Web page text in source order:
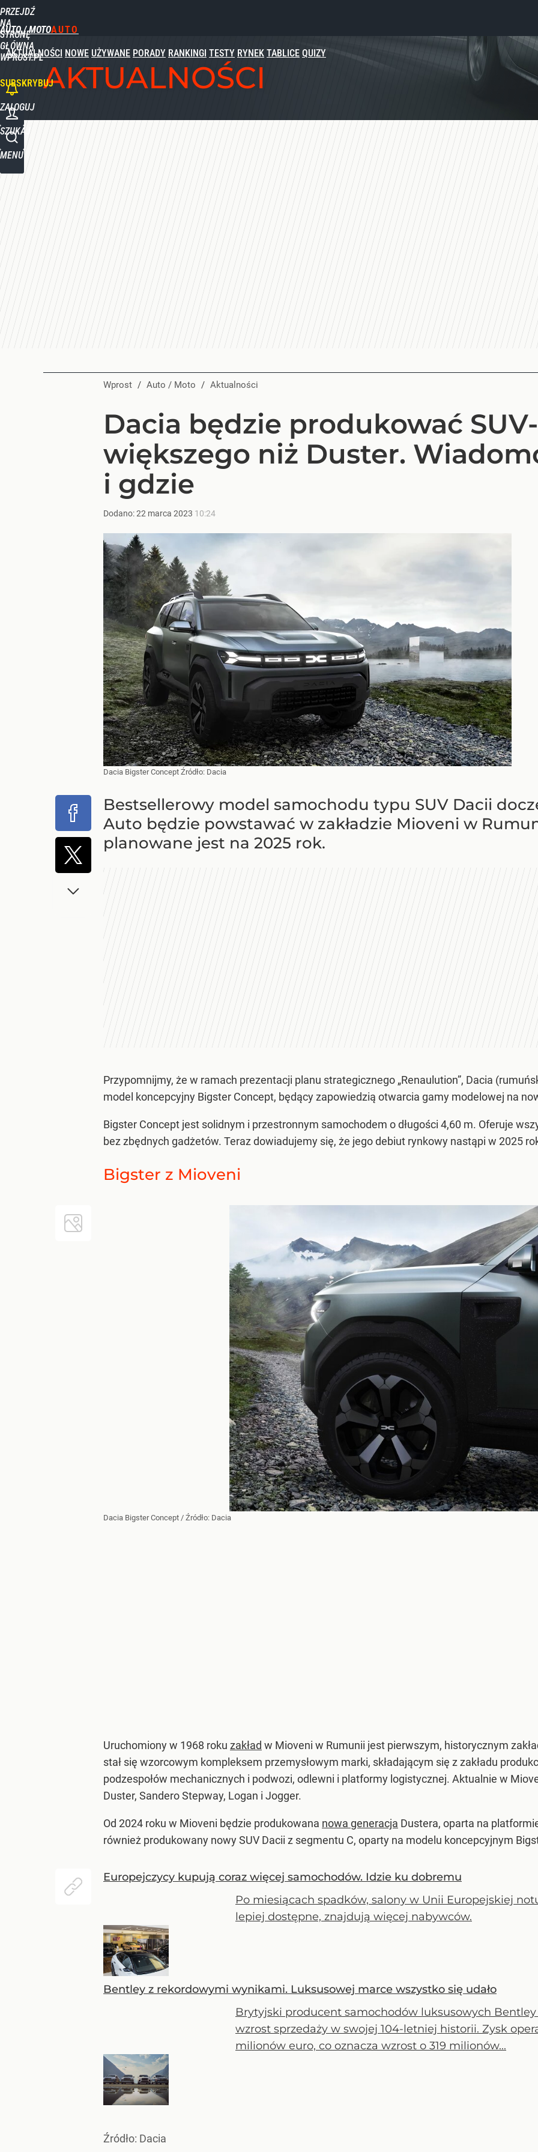
PRZEJDŹ
NA
STRONĘ
GŁÓWNĄ
WPROST.PL
AUTO / MOTO
AKTUALNOŚCI NOWE UŻYWANE PORADY RANKINGI TESTY RYNEK TABLICE QUIZY
SUBSKRYBUJ
ZALOGUJ
SZUKAJ
MENU
AKTUALNOŚCI
Wprost / Auto / Moto / Aktualności
Dacia będzie produkować
większego niż Duster.
i gdzie
Dodano:22 marca 2023 10:24
Dacia Bigster Concept Źródło: Dacia
Bestsellerowy model samochodu typu SUV Dacii
Auto będzie powstawać w zakładzie Mioveni w
planowane jest na 2025 rok.
Przypomnijmy, że w ramach prezentacji planu strategicznego „Renaulution”, Dacia
model koncepcyjny Bigster Concept, będący zapowiedzią otwarcia gamy modelowej na
Bigster Concept jest solidnym i przestronnym samochodem o długości 4,60 m. Oferuje
bez zbędnych gadżetów. Teraz dowiadujemy się, że jego debiut rynkowy nastąpi w 2025
Bigster z Mioveni
Dacia Bigster Concept / Źródło: Dacia
Uruchomiony w 1968 roku zakład w Mioveni w Rumunii jest pierwszym, historycznym
stał się wzorcowym kompleksem przemysłowym marki, składającym się z zakładu
podzespołów mechanicznych i podwozi, odlewni i platformy logistycznej. Aktualnie w
Duster, Sandero Stepway, Logan i Jogger.
Od 2024 roku w Mioveni będzie produkowana nowa generacja Dustera, oparta na
również produkowany nowy SUV Dacii z segmentu C, oparty na modelu koncepcyjnym
Europejczycy kupują coraz więcej samochodów. Idzie ku dobremu
Po miesiącach spadków, salony w Unii Europejskiej
lepiej dostępne, znajdują więcej nabywców.
Bentley z rekordowymi wynikami. Luksusowej marce wszystko się udało
Brytyjski producent samochodów luksusowych
wzrost sprzedaży w swojej 104-letniej historii. Zysk
milionów euro, co oznacza wzrost o 319 milionów...
Źródło: Dacia